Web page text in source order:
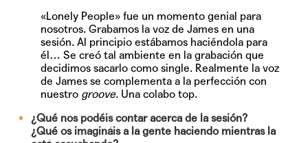
«Lonely People» fue un momento genial para
nosotros. Grabamos la voz de James en una
sesión. Al principio estábamos haciéndola para
él… Se creó tal ambiente en la grabación que
decidimos sacarlo como single. Realmente la voz
de James se complementa a la perfección con
nuestro groove. Una colabo top.
¿Qué nos podéis contar acerca de la sesión?
¿Qué os imagináis a la gente haciendo mientras la